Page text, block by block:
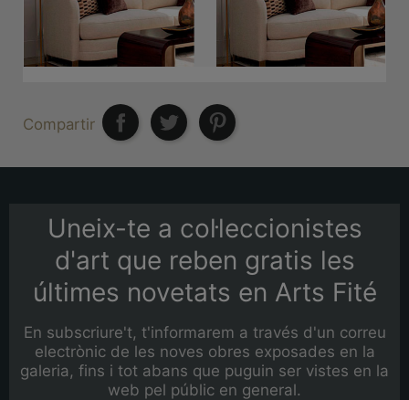
Compartir
Uneix-te a col·leccionistes
d'art que reben gratis les
últimes novetats en Arts Fité
En subscriure't, t'informarem a través d'un correu
electrònic de les noves obres exposades en la
galeria, fins i tot abans que puguin ser vistes en la
web pel públic en general.